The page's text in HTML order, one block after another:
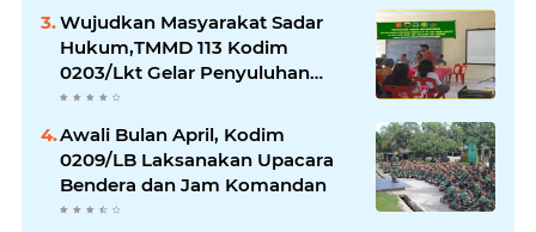
Wujudkan Masyarakat Sadar
Hukum,TMMD 113 Kodim
0203/Lkt Gelar Penyuluhan
Hukum & Kamtibmas
Awali Bulan April, Kodim
0209/LB Laksanakan Upacara
Bendera dan Jam Komandan